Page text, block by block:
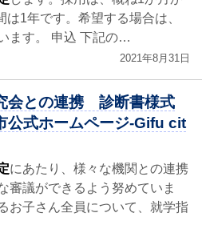
1年です。希望する場合は、
ます。 申込 下記の…
2021年8月31日
会との連携 診断書様式
公式ホームページ-Gifu cit
にあたり、様々な機関との連携
審議ができるよう努めていま
お子さん全員について、就学指